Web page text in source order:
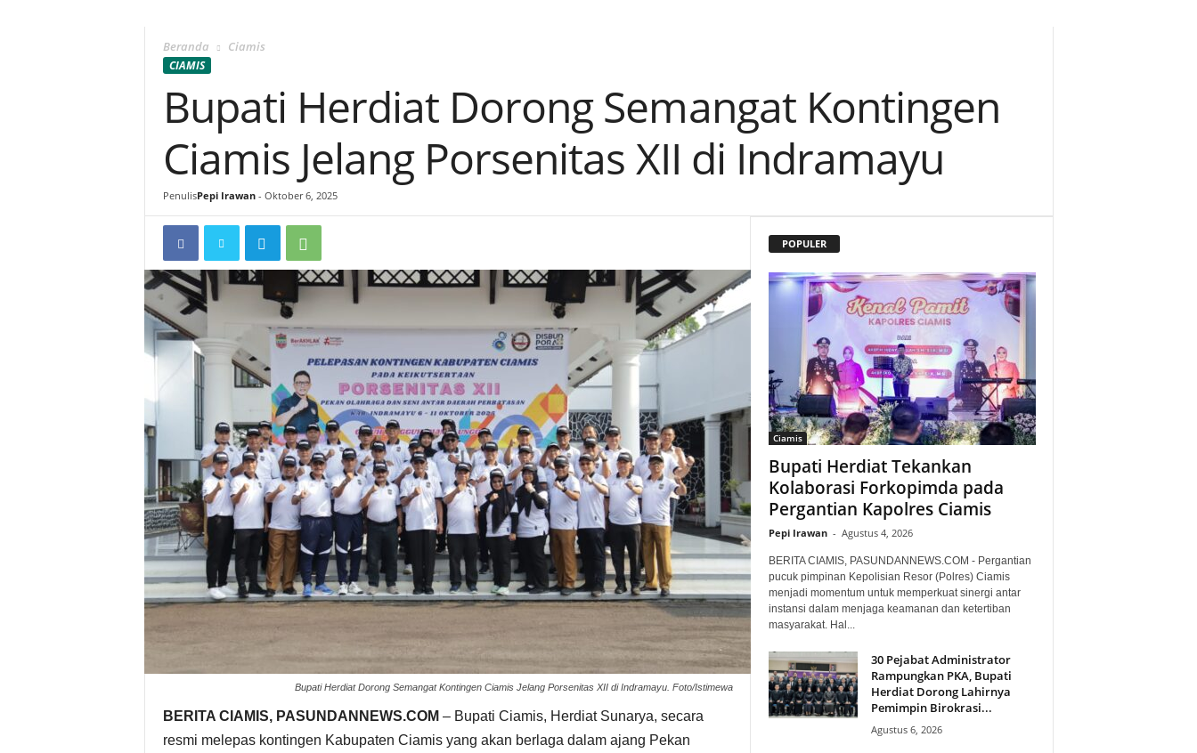
Beranda Ciamis
CIAMIS
Bupati Herdiat Dorong Semangat Kontingen
Ciamis Jelang Porsenitas XII di Indramayu
PenulisPepi Irawan- Oktober 6, 2025
Bupati Herdiat Dorong Semangat Kontingen Ciamis Jelang Porsenitas XII di Indramayu. Foto/Istimewa
BERITA CIAMIS, PASUNDANNEWS.COM – Bupati Ciamis, Herdiat Sunarya, secara
resmi melepas kontingen Kabupaten Ciamis yang akan berlaga dalam ajang Pekan
POPULER
Ciamis
Bupati Herdiat Tekankan
Kolaborasi Forkopimda pada
Pergantian Kapolres Ciamis
Pepi Irawan - Agustus 4, 2026
BERITA CIAMIS, PASUNDANNEWS.COM - Pergantian
pucuk pimpinan Kepolisian Resor (Polres) Ciamis
menjadi momentum untuk memperkuat sinergi antar
instansi dalam menjaga keamanan dan ketertiban
masyarakat. Hal...
30 Pejabat Administrator
Rampungkan PKA, Bupati
Herdiat Dorong Lahirnya
Pemimpin Birokrasi...
Agustus 6, 2026